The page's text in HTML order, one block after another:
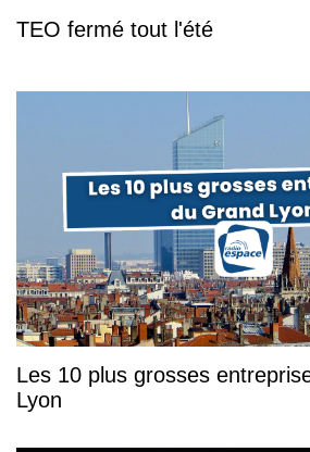
TEO fermé tout l'été
Les 10 plus grosses
Lyon